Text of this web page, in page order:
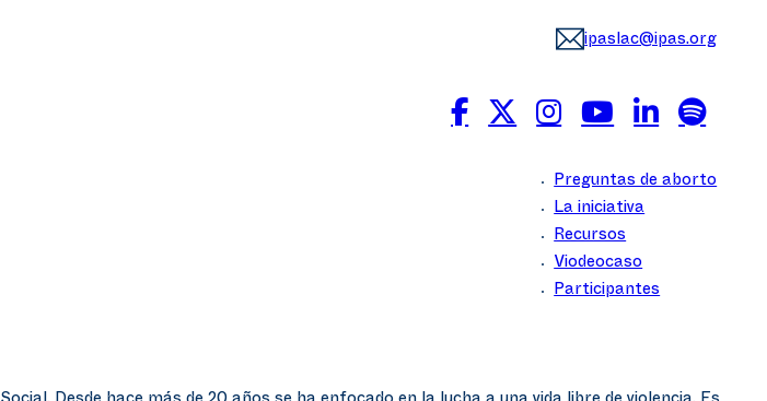
ipaslac@ipas.org
Preguntas de aborto
La iniciativa
Recursos
Viodeocaso
Participantes